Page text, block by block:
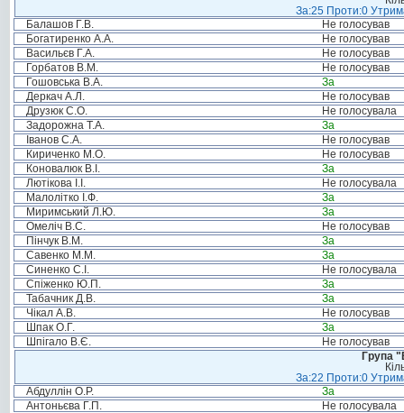
За:25 Проти:0
Балашов Г.В.
Не голосував
Богатиренко А.А.
Не голосував
Васильєв Г.А.
Не голосував
Горбатов В.М.
Не голосував
Гошовська В.А.
За
Деркач А.Л.
Не голосував
Друзюк С.О.
Не голосувала
Задорожна Т.А.
За
Іванов С.А.
Не голосував
Кириченко М.О.
Не голосував
Коновалюк В.І.
За
Лютікова І.І.
Не голосувала
Малолітко І.Ф.
За
Миримський Л.Ю.
За
Омеліч В.С.
Не голосував
Пінчук В.М.
За
Савенко М.М.
За
Синенко С.І.
Не голосувала
Спіженко Ю.П.
За
Табачник Д.В.
За
Чікал А.В.
Не голосував
Шпак О.Г.
За
Шпігало В.Є.
Не голосував
Група
За:22 Проти:0
Абдуллін О.Р.
За
Антоньєва Г.П.
Не голосувала